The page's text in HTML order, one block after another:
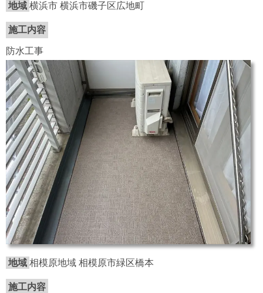
地域 横浜市 横浜市磯子区広地町
施工内容
防水工事
地域 相模原地域 相模原市緑区橋本
施工内容